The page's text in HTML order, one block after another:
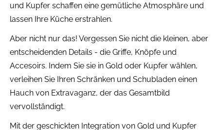
und Kupfer schaffen eine gemütliche Atmosphäre und
lassen Ihre Küche erstrahlen.
Aber nicht nur das! Vergessen Sie nicht die kleinen, aber
entscheidenden Details - die Griffe, Knöpfe und
Accesoirs. Indem Sie sie in Gold oder Kupfer wählen,
verleihen Sie Ihren Schränken und Schubladen einen
Hauch von Extravaganz, der das Gesamtbild
vervollständigt.
Mit der geschickten Integration von Gold und Kupfer